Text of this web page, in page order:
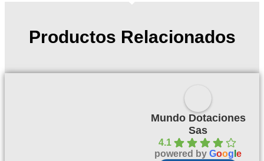
Productos Relacionados
Mundo Dotaciones
Sas
4.1
powered by Goog e